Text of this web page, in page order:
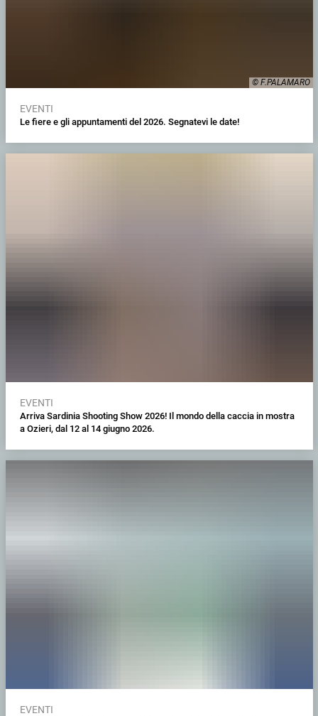
© F.PALAMARO
EVENTI
Le fiere e gli appuntamenti del 2026. Segnatevi le date!
EVENTI
Arriva Sardinia Shooting Show 2026! Il mondo della caccia in mostra
a Ozieri, dal 12 al 14 giugno 2026.
EVENTI